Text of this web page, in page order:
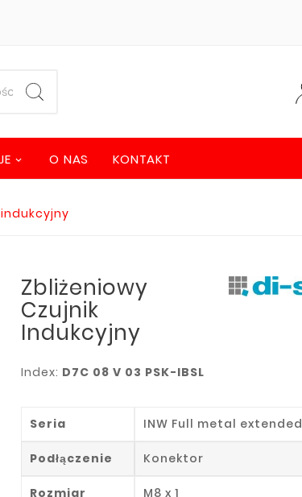
O NAS KONTAKT
Zbliżeniowy
Czujnik
Indukcyjny
Index: D7C 08 V 03 PSK-IBSL
Seria INW Full metal extended
Podłączenie Konektor
Rozmiar M8 x 1